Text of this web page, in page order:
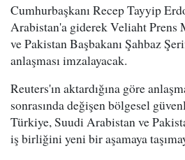
Cumhurbaşkanı Recep Tayyip
Arabistan'a giderek Veliaht Prens
ve Pakistan Başbakanı Şahbaz
anlaşması imzalayacak.
Reuters'ın aktardığına göre
sonrasında değişen bölgesel
Türkiye, Suudi Arabistan ve
iş birliğini yeni bir aşamaya